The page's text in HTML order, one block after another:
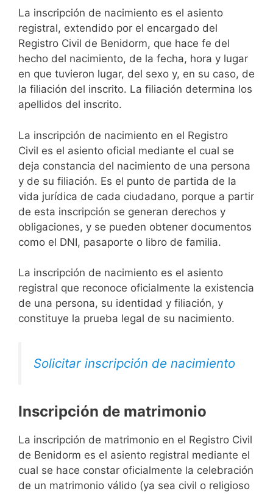
La inscripción de nacimiento es el asiento
registral, extendido por el encargado del
Registro Civil de Benidorm, que hace fe del
hecho del nacimiento, de la fecha, hora y lugar
en que tuvieron lugar, del sexo y, en su caso, de
la filiación del inscrito. La filiación determina los
apellidos del inscrito.
La inscripción de nacimiento en el Registro
Civil es el asiento oficial mediante el cual se
deja constancia del nacimiento de una persona
y de su filiación. Es el punto de partida de la
vida jurídica de cada ciudadano, porque a partir
de esta inscripción se generan derechos y
obligaciones, y se pueden obtener documentos
como el DNI, pasaporte o libro de familia.
La inscripción de nacimiento es el asiento
registral que reconoce oficialmente la existencia
de una persona, su identidad y filiación, y
constituye la prueba legal de su nacimiento.
Solicitar inscripción de nacimiento
Inscripción de matrimonio
La inscripción de matrimonio en el Registro Civil
de Benidorm es el asiento registral mediante el
cual se hace constar oficialmente la celebración
de un matrimonio válido (ya sea civil o religioso